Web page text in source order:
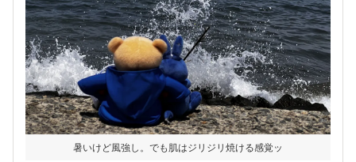
暑いけど風強し。でも肌はジリジリ焼ける感覚ッ